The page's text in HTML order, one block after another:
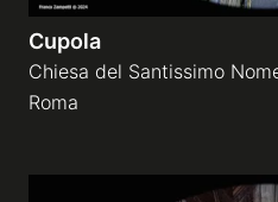
Cupola
Chiesa del Santissimo
Roma